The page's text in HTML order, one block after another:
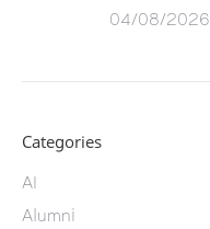
04/08/2026
Categories
AI
Alumni